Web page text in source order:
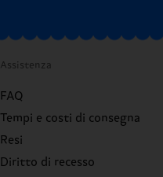
Assistenza
FAQ
Tempi e costi di consegna
Resi
Diritto di recesso